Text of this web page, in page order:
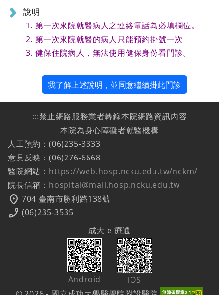
說明
第一次來院就醫病人之連絡電話為必填欄位。
第一次來院就醫的病人只能預約掛號一次
健保住院病人，無法使用健保身份看門診。
我了解上述說明，並同意繼續掛此門診
:::禁止網路服務業者轉錄本院網路資訊內容
本院為身心障礙者就醫機構
人工預約：(06)235-3333
意見反映：(06)276-6668
醫院網站： https://web.hosp.ncku.edu.tw/nckm/
院長信箱： hospital@mail.hosp.ncku.edu.tw
location_on 704 臺南市勝利路138號
phone_enabled (06)235-3535
成大 e 療通
Android
iOS